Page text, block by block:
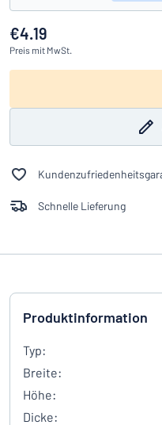
€4.19
Preis mit MwSt.
Schnelle Lieferung
Produktinformation
Typ:
Breite:
Höhe:
Dicke: